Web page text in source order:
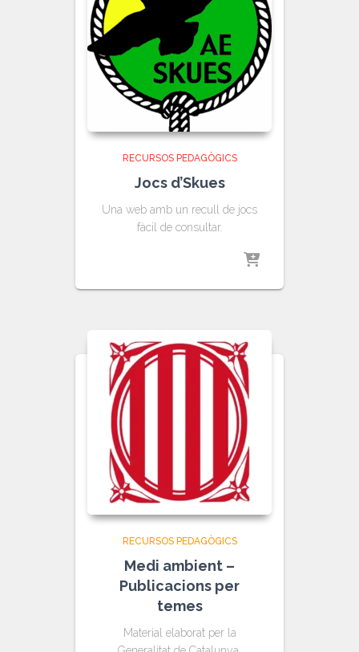
RECURSOS PEDAGÒGICS
Jocs d’Skues
Una web amb un recull de jocs
fàcil de consultar.
RECURSOS PEDAGÒGICS
Medi ambient –
Publicacions per
temes
Material elaborat per la